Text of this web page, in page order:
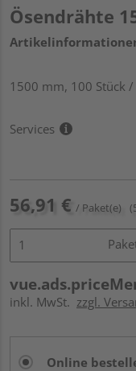
Ösendrähte
1500 mm, 100 Stück /
Services
56,91 € / Paket(e)
inkl. MwSt. zzgl.
Online